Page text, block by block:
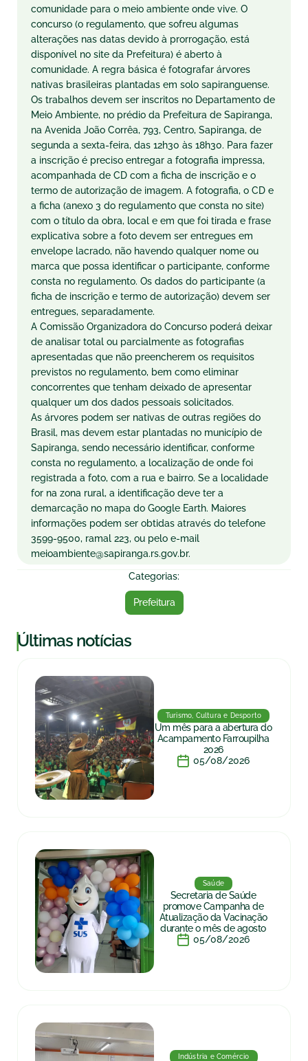
comunidade para o meio ambiente onde vive. O
concurso (o regulamento, que sofreu algumas
alterações nas datas devido à prorrogação, está
disponível no site da Prefeitura) é aberto à
comunidade. A regra básica é fotografar árvores
nativas brasileiras plantadas em solo sapiranguense.
Os trabalhos devem ser inscritos no Departamento de
Meio Ambiente, no prédio da Prefeitura de Sapiranga,
na Avenida João Corrêa, 793, Centro, Sapiranga, de
segunda a sexta-feira, das 12h30 às 18h30. Para fazer
a inscrição é preciso entregar a fotografia impressa,
acompanhada de CD com a ficha de inscrição e o
termo de autorização de imagem. A fotografia, o CD e
a ficha (anexo 3 do regulamento que consta no site)
com o título da obra, local e em que foi tirada e frase
explicativa sobre a foto devem ser entregues em
envelope lacrado, não havendo qualquer nome ou
marca que possa identificar o participante, conforme
consta no regulamento. Os dados do participante (a
ficha de inscrição e termo de autorização) devem ser
entregues, separadamente.
A Comissão Organizadora do Concurso poderá deixar
de analisar total ou parcialmente as fotografias
apresentadas que não preencherem os requisitos
previstos no regulamento, bem como eliminar
concorrentes que tenham deixado de apresentar
qualquer um dos dados pessoais solicitados.
As árvores podem ser nativas de outras regiões do
Brasil, mas devem estar plantadas no município de
Sapiranga, sendo necessário identificar, conforme
consta no regulamento, a localização de onde foi
registrada a foto, com a rua e bairro. Se a localidade
for na zona rural, a identificação deve ter a
demarcação no mapa do Google Earth. Maiores
informações podem ser obtidas através do telefone
3599-9500, ramal 223, ou pelo e-mail
meioambiente@sapiranga.rs.gov.br.
Categorias:
Prefeitura
|Últimas notícias
Turismo, Cultura e Desporto
Um mês para a abertura do
Acampamento Farroupilha
2026
05/08/2026
Saúde
Secretaria de Saúde
promove Campanha de
Atualização da Vacinação
durante o mês de agosto
05/08/2026
Indústria e Comércio